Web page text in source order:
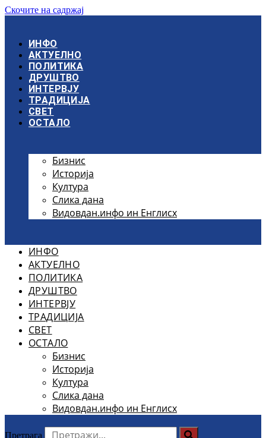
Скочите на садржај
ИНФО
АКТУЕЛНО
ПОЛИТИКА
ДРУШТВО
ИНТЕРВЈУ
ТРАДИЦИЈА
СВЕТ
ОСТАЛО
Бизнис
Историја
Култура
Слика дана
Видовдан.инфо ин Енглисх
ИНФО
АКТУЕЛНО
ПОЛИТИКА
ДРУШТВО
ИНТЕРВЈУ
ТРАДИЦИЈА
СВЕТ
ОСТАЛО
Бизнис
Историја
Култура
Слика дана
Видовдан.инфо ин Енглисх
Претрага